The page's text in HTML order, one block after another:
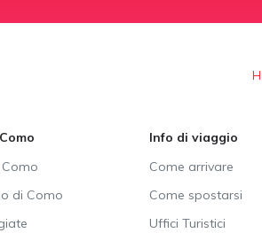
di Como
Info di viaggio
Come arrivare
Come spostarsi
Uffici Turistici